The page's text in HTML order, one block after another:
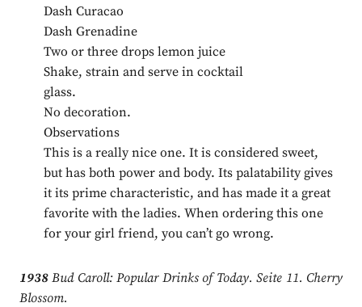
Dash Curacao
Dash Grenadine
Two or three drops lemon juice
Shake, strain and serve in cocktail
glass.
No decoration.
Observations
This is a really nice one. It is considered sweet,
but has both power and body. Its palatability gives
it its prime characteristic, and has made it a great
favorite with the ladies. When ordering this one
for your girl friend, you can’t go wrong.
1938Bud Caroll: Popular Drinks of Today. Seite 11. Cherry
Blossom.